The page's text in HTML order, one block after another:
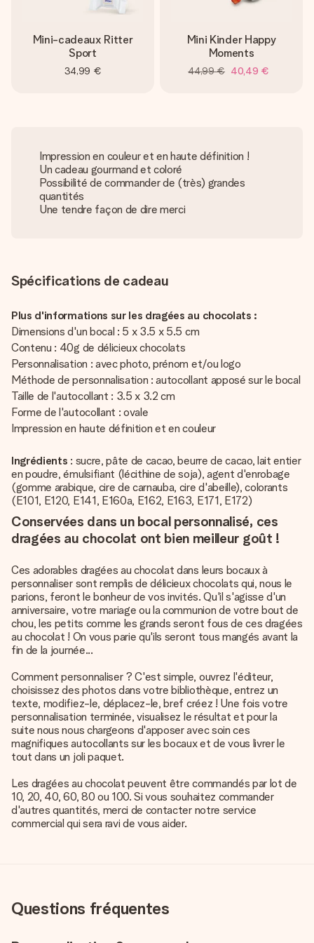
Mini-cadeaux Ritter
Sport
34,99 €
Mini Kinder Happy
Moments
44,99 € 40,49 €
Impression en couleur et en haute définition !
Un cadeau gourmand et coloré
Possibilité de commander de (très) grandes
quantités
Une tendre façon de dire merci
Spécifications de cadeau
Plus d'informations sur les dragées au chocolats :
Dimensions d'un bocal : 5 x 3.5 x 5.5 cm
Contenu : 40g de délicieux chocolats
Personnalisation : avec photo, prénom et/ou logo
Méthode de personnalisation : autocollant apposé sur le bocal
Taille de l'autocollant : 3.5 x 3.2 cm
Forme de l'autocollant : ovale
Impression en haute définition et en couleur
Ingrédients : sucre, pâte de cacao, beurre de cacao, lait entier
en poudre, émulsifiant (lécithine de soja), agent d'enrobage
(gomme arabique, cire de carnauba, cire d'abeille), colorants
(E101, E120, E141, E160a, E162, E163, E171, E172)
Conservées dans un bocal personnalisé, ces
dragées au chocolat ont bien meilleur goût !
Ces adorables dragées au chocolat dans leurs bocaux à
personnaliser sont remplis de délicieux chocolats qui, nous le
parions, feront le bonheur de vos invités. Qu'il s'agisse d'un
anniversaire, votre mariage ou la communion de votre bout de
chou, les petits comme les grands seront fous de ces dragées
au chocolat ! On vous parie qu'ils seront tous mangés avant la
fin de la journée...
Comment personnaliser ? C'est simple, ouvrez l'éditeur,
choisissez des photos dans votre bibliothèque, entrez un
texte, modifiez-le, déplacez-le, bref créez ! Une fois votre
personnalisation terminée, visualisez le résultat et pour la
suite nous nous chargeons d'apposer avec soin ces
magnifiques autocollants sur les bocaux et de vous livrer le
tout dans un joli paquet.
Les dragées au chocolat peuvent être commandés par lot de
10, 20, 40, 60, 80 ou 100. Si vous souhaitez commander
d'autres quantités, merci de contacter notre service
commercial qui sera ravi de vous aider.
Questions fréquentes